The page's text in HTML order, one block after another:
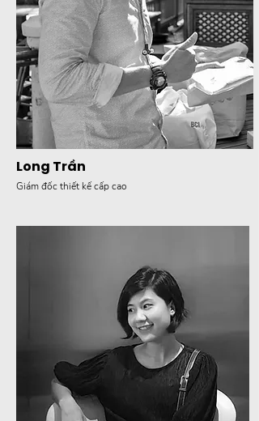
Long Trần
Giám đốc thiết kế cấp cao